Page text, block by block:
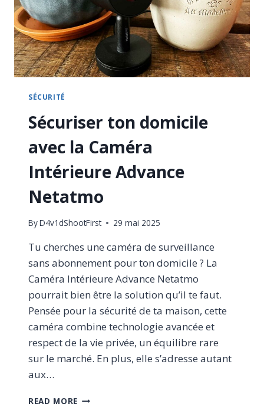
SÉCURITÉ
Sécuriser ton domicile
avec la Caméra
Intérieure Advance
Netatmo
ByD4v1dShootFirst 29 mai 2025
Tu cherches une caméra de surveillance
sans abonnement pour ton domicile ? La
Caméra Intérieure Advance Netatmo
pourrait bien être la solution qu’il te faut.
Pensée pour la sécurité de ta maison, cette
caméra combine technologie avancée et
respect de la vie privée, un équilibre rare
sur le marché. En plus, elle s’adresse autant
aux…
READ MORE SÉCURISER